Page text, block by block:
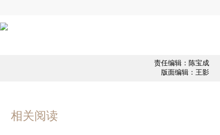
责任编辑：陈宝成
版面编辑：王影
相关阅读